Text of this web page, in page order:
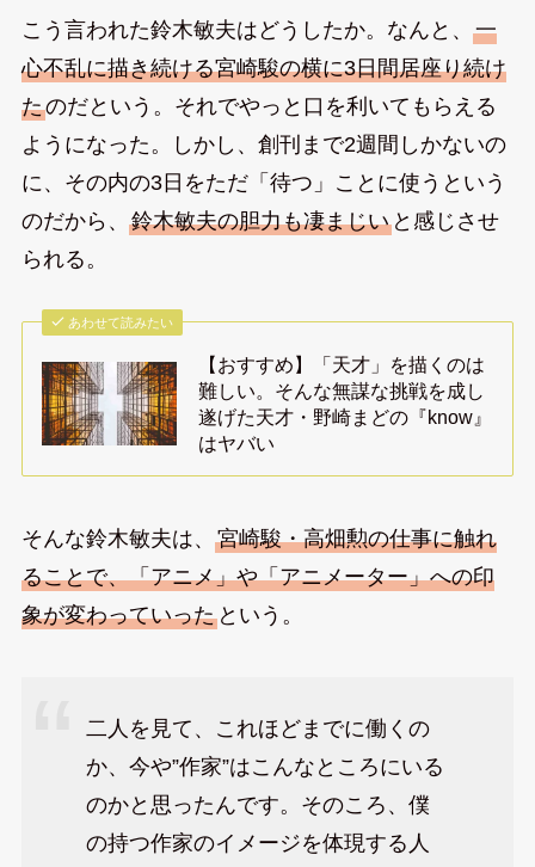
こう言われた鈴木敏夫はどうしたか。なんと、 一
心不乱に描き続ける宮崎駿の横に3日間居座り続け
たのだという。それでやっと口を利いてもらえる
ようになった。しかし、創刊まで2週間しかないの
に、その内の3日をただ「待つ」ことに使うという
のだから、 鈴木敏夫の胆力も凄まじいと感じさせ
られる。
あわせて読みたい
【おすすめ】「天才」を描くのは
難しい。そんな無謀な挑戦を成し
遂げた天才・野崎まどの『know』
はヤバい
そんな鈴木敏夫は、 宮崎駿・高畑勲の仕事に触れ
ることで、「アニメ」や「アニメーター」への印
象が変わっていったという。
二人を見て、これほどまでに働くの
か、今や”作家”はこんなところにいる
のかと思ったんです。そのころ、僕
の持つ作家のイメージを体現する人